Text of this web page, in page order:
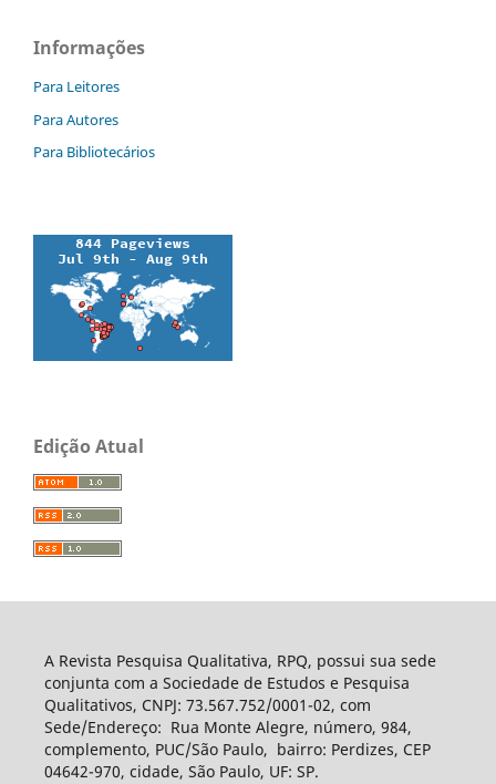
Informações
Para Leitores
Para Autores
Para Bibliotecários
Edição Atual
A Revista Pesquisa Qualitativa, RPQ, possui sua sede
conjunta com a Sociedade de Estudos e Pesquisa
Qualitativos, CNPJ: 73.567.752/0001-02, com
Sede/Endereço: Rua Monte Alegre, número, 984,
complemento, PUC/São Paulo, bairro: Perdizes, CEP
04642-970, cidade, São Paulo, UF: SP.